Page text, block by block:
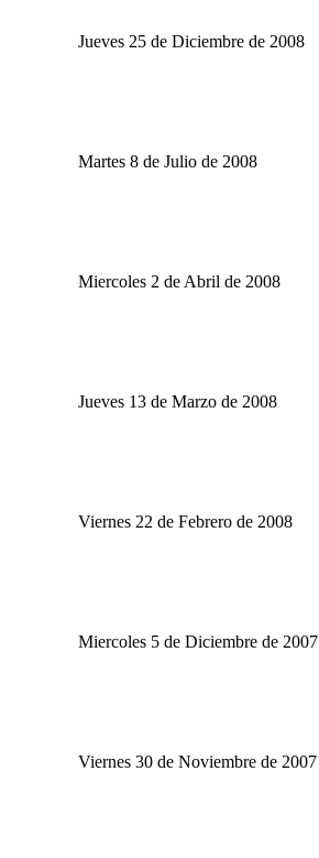
Jueves 25 de Diciembre de 2008
Martes 8 de Julio de 2008
Miercoles 2 de Abril de 2008
Jueves 13 de Marzo de 2008
Viernes 22 de Febrero de 2008
Miercoles 5 de Diciembre de 2007
Viernes 30 de Noviembre de 2007